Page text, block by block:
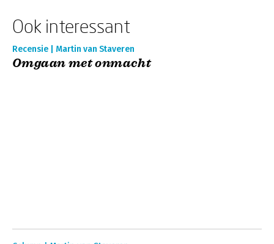
Ook interessant
Recensie | Martin van Staveren
Omgaan met onmacht